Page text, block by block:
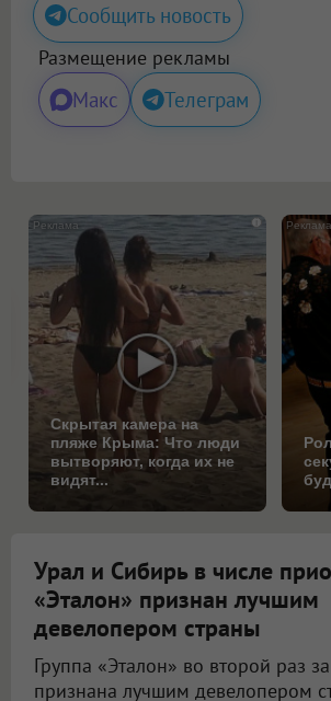
Сообщить новость
Размещение рекламы
Макс Телеграм
i
Скрытая камера на
пляже Крыма: Что люди
вытворяют, когда их не
видят...
Урал и Сибирь в числе
«Эталон» признан лучшим
девелопером страны
Группа «Эталон» во второй раз
признана лучшим девелопером